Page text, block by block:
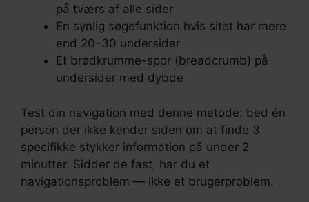
på tværs af alle sider
En synlig søgefunktion hvis sitet har mere
end 20–30 undersider
Et brødkrumme-spor (breadcrumb) på
undersider med dybde
Test din navigation med denne metode: bed én
person der ikke kender siden om at finde 3
specifikke stykker information på under 2
minutter. Sidder de fast, har du et
navigationsproblem — ikke et brugerproblem.